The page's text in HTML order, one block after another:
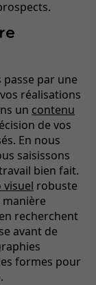
par une
réalisations
un contenu
de vos
En nous
saisissons
bien fait.
robuste
recherchent
avant de
formes pour